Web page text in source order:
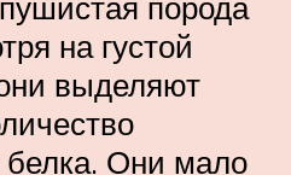
на густой
выделяют
белка. Они мало